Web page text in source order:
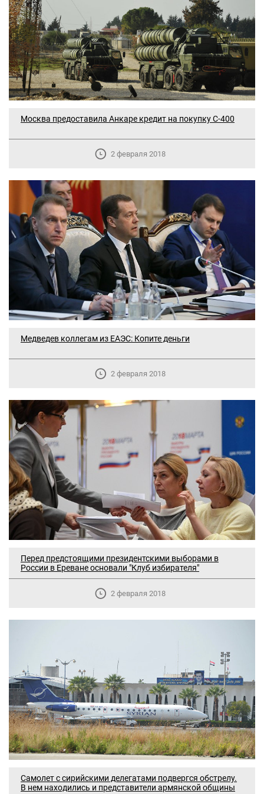
Москва предоставила Анкаре кредит на покупку С-400
2 февраля 2018
Медведев коллегам из ЕАЭС: Копите деньги
2 февраля 2018
Перед предстоящими президентскими выборами в
России в Ереване основали "Клуб избирателя"
2 февраля 2018
Самолет с сирийскими делегатами подвергся обстрелу.
В нем находились и представители армянской общины